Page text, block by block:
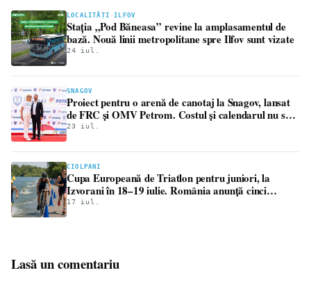
LOCALITĂȚI ILFOV
Stația „Pod Băneasa” revine la amplasamentul de
bază. Nouă linii metropolitane spre Ilfov sunt vizate
24 iul.
SNAGOV
Proiect pentru o arenă de canotaj la Snagov, lansat
de FRC și OMV Petrom. Costul și calendarul nu sunt
publice
23 iul.
CIOLPANI
Cupa Europeană de Triatlon pentru juniori, la
Izvorani în 18–19 iulie. România anunță cinci
sportivi
17 iul.
Lasă un comentariu